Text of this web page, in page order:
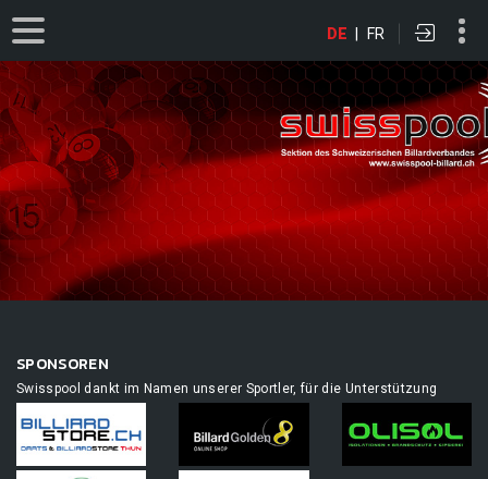
DE | FR
SPONSOREN
Swisspool dankt im Namen unserer Sportler, für die Unterstützung